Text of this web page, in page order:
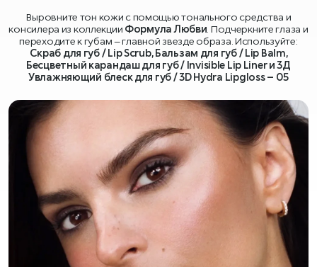
Выровните тон кожи с помощью тонального средства и
консилера из коллекции Формула Любви . Подчеркните глаза и
переходите к губам – главной звезде образа. Используйте:
Скраб для губ / Lip Scrub, Бальзам для губ / Lip Balm,
Бесцветный карандаш для губ / Invisible Lip Liner и 3Д
Увлажняющий блеск для губ / 3D Hydra Lipgloss – 05